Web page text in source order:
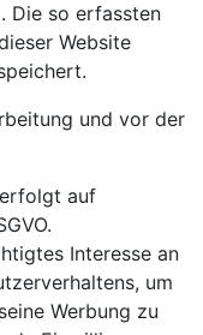
Die so erfassten
Website
und vor der
auf
Interesse an
um
Werbung zu